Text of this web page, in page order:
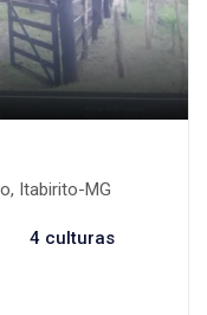
Itabirito-MG
4 culturas